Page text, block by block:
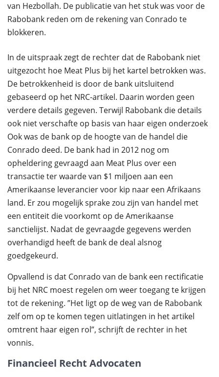
van Hezbollah. De publicatie van het stuk was voor de
Rabobank reden om de rekening van Conrado te
blokkeren.
In de uitspraak zegt de rechter dat de Rabobank niet
uitgezocht hoe Meat Plus bij het kartel betrokken was.
De betrokkenheid is door de bank uitsluitend
gebaseerd op het NRC-artikel. Daarin worden geen
verdere details gegeven. Terwijl Rabobank die details
ook niet verschafte op basis van haar eigen onderzoek
Ook was de bank op de hoogte van de handel die
Conrado deed. De bank had in 2012 nog om
opheldering gevraagd aan Meat Plus over een
transactie ter waarde van $1 miljoen aan een
Amerikaanse leverancier voor kip naar een Afrikaans
land. Er zou mogelijk sprake zou zijn van handel met
een entiteit die voorkomt op de Amerikaanse
sanctielijst. Nadat de gevraagde gegevens werden
overhandigd heeft de bank de deal alsnog
goedgekeurd.
Opvallend is dat Conrado van de bank een rectificatie
bij het NRC moest regelen om weer toegang te krijgen
tot de rekening. ”Het ligt op de weg van de Rabobank
zelf om op te komen tegen uitlatingen in het artikel
omtrent haar eigen rol”, schrijft de rechter in het
vonnis.
Financieel Recht Advocaten